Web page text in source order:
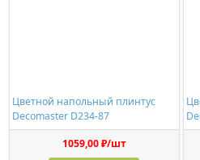
Цветной напольный плинтус
Decomaster D234-87
1059,00 ₽/шт